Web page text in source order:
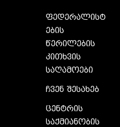
ფედერალისტ
ების
წერილების
კითხვის
საღამოები
ჩვენ შესახებ
ცენტრის
საქმიანობის